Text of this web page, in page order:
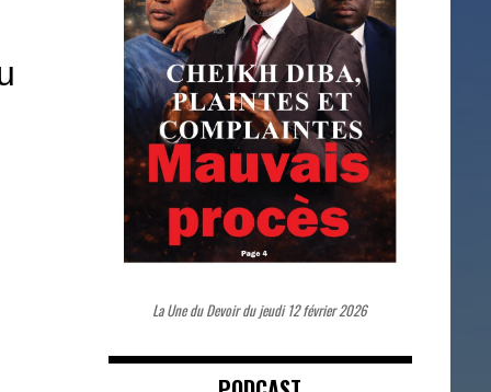
La Une du Devoir du jeudi 12 février 2026